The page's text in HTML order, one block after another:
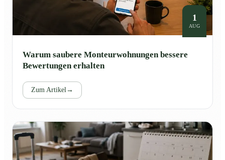
1
AUG
Warum saubere Monteurwohnungen bessere
Bewertungen erhalten
Zum Artikel →